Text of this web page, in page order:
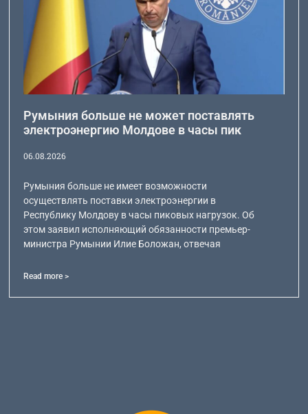
Румыния больше не может поставлять
электроэнергию Молдове в часы пик
06.08.2026
Румыния больше не имеет возможности
осуществлять поставки электроэнергии в
Республику Молдову в часы пиковых нагрузок. Об
этом заявил исполняющий обязанности премьер-
министра Румынии Илие Боложан, отвечая
Read more >